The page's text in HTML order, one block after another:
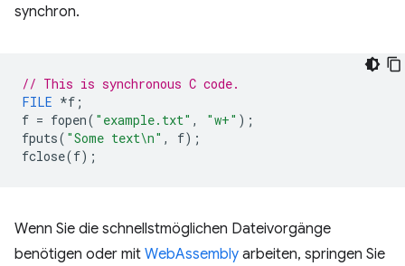
synchron.
// This is synchronous C code.
FILE *f ;
f = fopen( "example.txt" , "w+" );
fputs( "Some text\n" , f);
fclose(f);
Wenn Sie die schnellstmöglichen Dateivorgänge
benötigen oder mit WebAssembly arbeiten, springen Sie